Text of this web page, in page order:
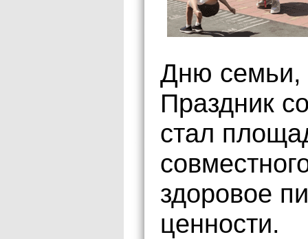
Дню семьи,
Праздник
стал
здоровое
ценности.